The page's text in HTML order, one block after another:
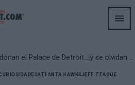
Los Hawks abandonan el Palace de Detroit...¡y se olvidan de Jeff Teague!
ATLANTA HAWKSJEFF TEAGUE